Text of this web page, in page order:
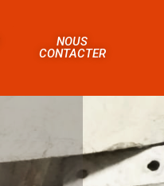
NOUS
CONTACTER